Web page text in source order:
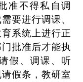
准不得私自调
要进行调课、
系统上进行正
批准后才能执
假、调课、听
假条，教研室